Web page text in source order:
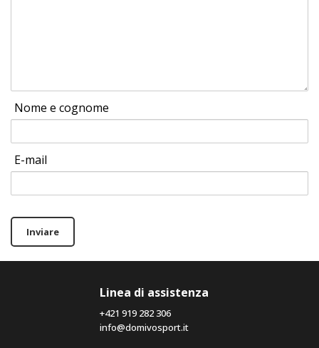
Nome e cognome
E-mail
Inviare
Linea di assistenza
+421 919 282 306
info@domivosport.it